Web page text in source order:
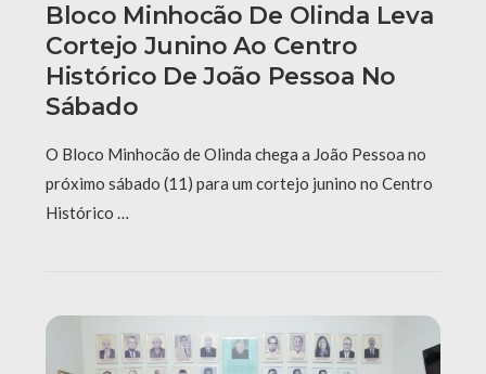
Bloco Minhocão De Olinda Leva
Cortejo Junino Ao Centro
Histórico De João Pessoa No
Sábado
O Bloco Minhocão de Olinda chega a João Pessoa no
próximo sábado (11) para um cortejo junino no Centro
Histórico …